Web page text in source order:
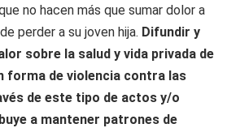
no hacen más que sumar dolor a
perder a su joven hija. Difundir y
sobre la salud y vida privada de
forma de violencia contra las
de este tipo de actos y/o
a mantener patrones de